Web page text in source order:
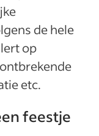
de hele
op
etc.
feestje